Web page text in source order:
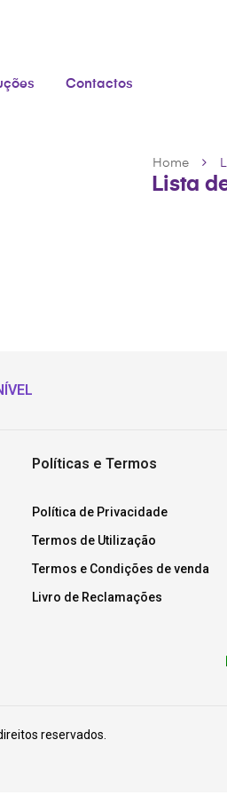
Contactos
Home
Lista
Políticas e Termos
Política de Privacidade
Termos de Utilização
Termos e Condições de venda
Livro de Reclamações
reservados.